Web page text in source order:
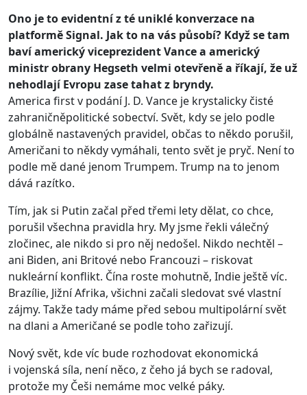
Ono je to evidentní z té uniklé konverzace na
platformě Signal. Jak to na vás působí? Když se tam
baví americký viceprezident Vance a americký
ministr obrany Hegseth velmi otevřeně a říkají, že už
nehodlají Evropu zase tahat z bryndy.
America first v podání J. D. Vance je krystalicky čisté
zahraničněpolitické sobectví. Svět, kdy se jelo podle
globálně nastavených pravidel, občas to někdo porušil,
Američani to někdy vymáhali, tento svět je pryč. Není to
podle mě dané jenom Trumpem. Trump na to jenom
dává razítko.
Tím, jak si Putin začal před třemi lety dělat, co chce,
porušil všechna pravidla hry. My jsme řekli válečný
zločinec, ale nikdo si pro něj nedošel. Nikdo nechtěl –
ani Biden, ani Britové nebo Francouzi – riskovat
nukleární konflikt. Čína roste mohutně, Indie ještě víc.
Brazílie, Jižní Afrika, všichni začali sledovat své vlastní
zájmy. Takže tady máme před sebou multipolární svět
na dlani a Američané se podle toho zařizují.
Nový svět, kde víc bude rozhodovat ekonomická
i vojenská síla, není něco, z čeho já bych se radoval,
protože my Češi nemáme moc velké páky.